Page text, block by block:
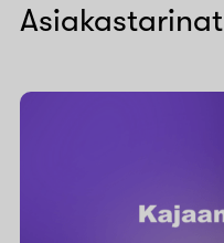
Asiakastarinat